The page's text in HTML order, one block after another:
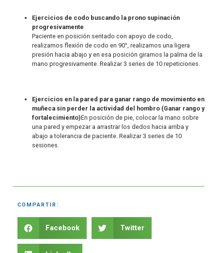
Ejercicios de codo buscando la prono supinación
progresivamente
Paciente en posición sentado con apoyo de codo,
realizamos flexión de codo en 90°, realizamos una ligera
presión hacia abajo y en esa posición giramos la palma de la
mano progresivamente. Realizar 3 series de 10 repeticiones.
Ejercicios en la pared para ganar rango de movimiento en
muñeca sin perder la actividad del hombro (Ganar rango y
fortalecimiento)En posición de pie, colocar la mano sobre
una pared y empezar a arrastrar los dedos hacia arriba y
abajo a tolerancia de paciente. Realizar 3 series de 10
sesiones.
COMPARTIR:
Facebook Twitter